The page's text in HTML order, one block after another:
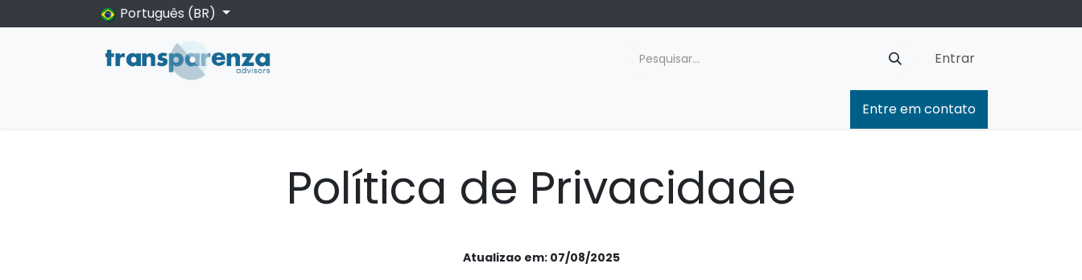
Pular para o conteúdoPortuguês (BR)
Entrar
Entre em contato
Política de Privacidade
Atualizao em: 07/08/2025